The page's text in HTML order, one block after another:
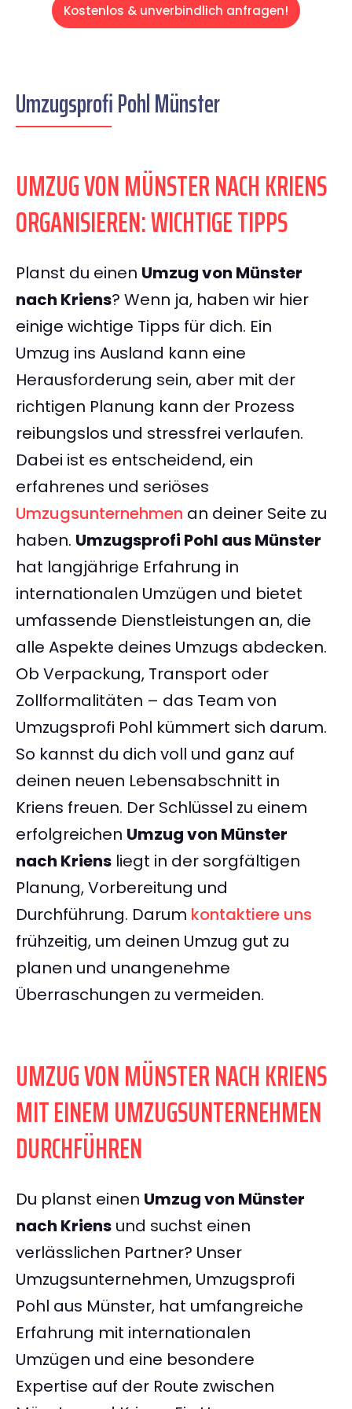
Kostenlos & unverbindlich anfragen!
Umzugsprofi Pohl Münster
UMZUG VON MÜNSTER NACH KRIENS
ORGANISIEREN: WICHTIGE TIPPS
Planst du einen Umzug von Münster
nach Kriens? Wenn ja, haben wir hier
einige wichtige Tipps für dich. Ein
Umzug ins Ausland kann eine
Herausforderung sein, aber mit der
richtigen Planung kann der Prozess
reibungslos und stressfrei verlaufen.
Dabei ist es entscheidend, ein
erfahrenes und seriöses
Umzugsunternehmen an deiner Seite zu
haben. Umzugsprofi Pohl aus Münster
hat langjährige Erfahrung in
internationalen Umzügen und bietet
umfassende Dienstleistungen an, die
alle Aspekte deines Umzugs abdecken.
Ob Verpackung, Transport oder
Zollformalitäten – das Team von
Umzugsprofi Pohl kümmert sich darum.
So kannst du dich voll und ganz auf
deinen neuen Lebensabschnitt in
Kriens freuen. Der Schlüssel zu einem
erfolgreichen Umzug von Münster
nach Kriens liegt in der sorgfältigen
Planung, Vorbereitung und
Durchführung. Darum kontaktiere uns
frühzeitig, um deinen Umzug gut zu
planen und unangenehme
Überraschungen zu vermeiden.
UMZUG VON MÜNSTER NACH KRIENS
MIT EINEM UMZUGSUNTERNEHMEN
DURCHFÜHREN
Du planst einen Umzug von Münster
nach Kriens und suchst einen
verlässlichen Partner? Unser
Umzugsunternehmen, Umzugsprofi
Pohl aus Münster, hat umfangreiche
Erfahrung mit internationalen
Umzügen und eine besondere
Expertise auf der Route zwischen